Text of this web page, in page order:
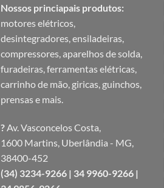
Nossos princiapais produtos:
motores elétricos,
desintegradores, ensiladeiras,
compressores, aparelhos de solda,
furadeiras, ferramentas elétricas,
carrinho de mão, giricas, guinchos,
prensas e mais.
?Av. Vasconcelos Costa,
1600 Martins, Uberlândia - MG,
38400-452
(34) 3234-9266 | 34 9960-9266 |